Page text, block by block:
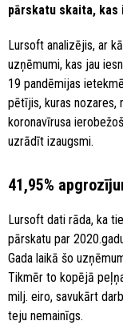
pārskatu skaita,
Lursoft analizējis, ar
uzņēmumi, kas jau
19 pandēmijas
pētījis, kuras nozares,
koronavīrusa
uzrādīt izaugsmi.
41,95%
Lursoft dati rāda, ka
pārskatu par
Gada laikā šo
Tikmēr to kopējā
milj. eiro, savukārt
teju nemainīgs.